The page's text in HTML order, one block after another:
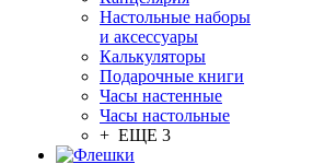
Настольные наборы
и аксессуары
Калькуляторы
Подарочные книги
Часы настенные
Часы настольные
+ ЕЩЕ 3